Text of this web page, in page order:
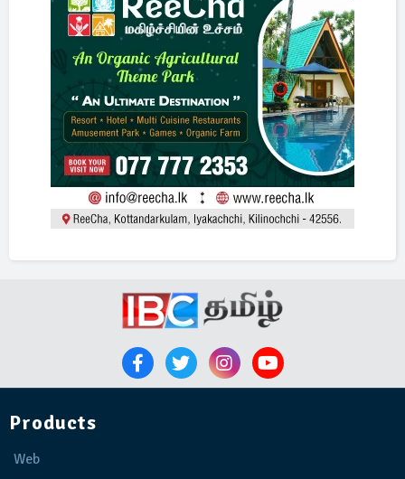
Products
Web